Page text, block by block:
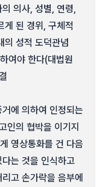
의사, 성별, 연령,
게 된 경위, 구체적
의 성적 도덕관념
여야 한다(대법원
에 의하여 인정되는
인의 협박을 이기지
영상통화를 건 다음
는 것을 인식하고
고 손가락을 음부에